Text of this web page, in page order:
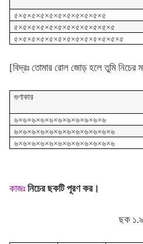
৫×৫×৫×৫×৫×৫×৫×৫×৫×৫×৫
৫×৫×৫×৫×৫×৫×৫×৫×৫×৫×৫×৫
৫×৫×৫×৫×৫×৫×৫×৫×৫×৫×৫×৫×৫
[বিদ্রঃ তোমার রোল জোড় হলে তুমি নিচের
গুণাকার
৬×৬×৬×৬×৬×৬×৬×৬×৬×৬×৬
৬×৬×৬×৬×৬×৬×৬×৬×৬×৬×৬×৬
৬×৬×৬×৬×৬×৬×৬×৬×৬×৬×৬×৬
কাজঃ নিচের ছকটি পূরণ কর।
ছক ১.৯